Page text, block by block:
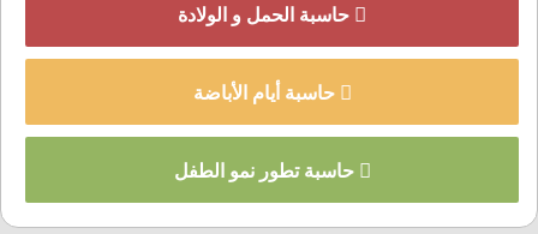
حاسبة الحمل و الولادة
حاسبة أيام الأباضة
حاسبة تطور نمو الطفل